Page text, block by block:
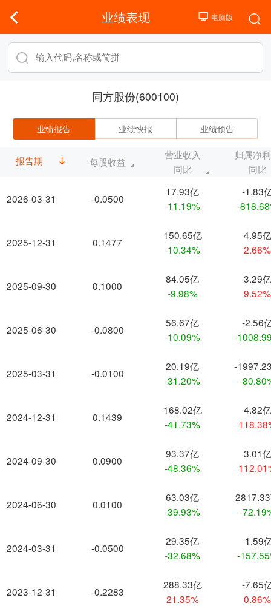
业绩表现
同方股份(600100)
业绩报告 业绩快报 业绩预告
报告期
2026-03-31
2025-12-31
2025-09-30
2025-06-30
2025-03-31
2024-12-31
2024-09-30
2024-06-30
2024-03-31
2023-12-31
每股收益
营业收入
同比
归属净
同比
-0.0500
17.93亿
-11.19%
-1.83
-
0.1477
150.65亿
-10.34%
4.95亿
2.66%
0.1000
84.05亿
-9.98%
3.29亿
9.52%
-0.0800
56.67亿
-10.09%
-2.56
-
-0.0100
20.19亿
-31.20%
-
-
0.1439
168.02亿
-41.73%
4.82亿
0.0900
93.37亿
-48.36%
3.01亿
0.0100
63.03亿
-39.93%
-
-0.0500
29.35亿
-32.68%
-1.59
-
-0.2283
288.33亿
21.35%
-7.65
0.86%